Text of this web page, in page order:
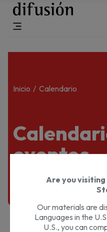
Inicio Calendario
eventos
Are you
Our materials are
Languages in the
U.S., you can